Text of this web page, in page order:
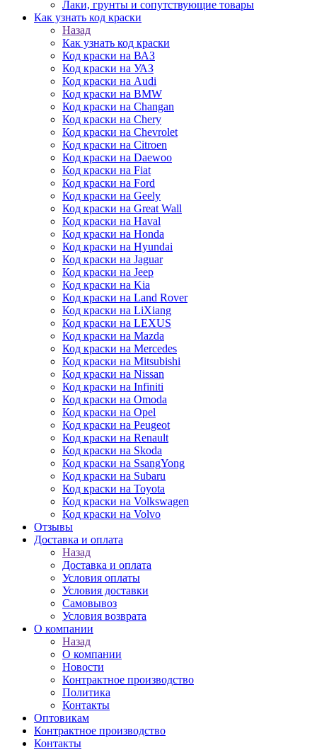
Лаки, грунты и сопутствующие товары
Как узнать код краски
Назад
Как узнать код краски
Код краски на ВАЗ
Код краски на УАЗ
Код краски на Audi
Код краски на BMW
Код краски на Changan
Код краски на Chery
Код краски на Chevrolet
Код краски на Citroen
Код краски на Daewoo
Код краски на Fiat
Код краски на Ford
Код краски на Geely
Код краски на Great Wall
Код краски на Haval
Код краски на Honda
Код краски на Hyundai
Код краски на Jaguar
Код краски на Jeep
Код краски на Kia
Код краски на Land Rover
Код краски на LiXiang
Код краски на LEXUS
Код краски на Mazda
Код краски на Mercedes
Код краски на Mitsubishi
Код краски на Nissan
Код краски на Infiniti
Код краски на Omoda
Код краски на Opel
Код краски на Peugeot
Код краски на Renault
Код краски на Skoda
Код краски на SsangYong
Код краски на Subaru
Код краски на Toyota
Код краски на Volkswagen
Код краски на Volvo
Отзывы
Доставка и оплата
Назад
Доставка и оплата
Условия оплаты
Условия доставки
Самовывоз
Условия возврата
О компании
Назад
О компании
Новости
Контрактное производство
Политика
Контакты
Оптовикам
Контрактное производство
Контакты